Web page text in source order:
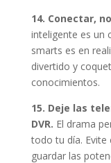
14. Conectar,
inteligente es un
smarts es en
divertido y
conocimientos.
15. Deje las
DVR. El drama
todo tu día. Evite
guardar las